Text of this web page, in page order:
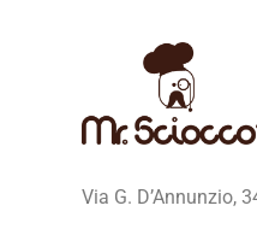
Via G. D’Annunzio,